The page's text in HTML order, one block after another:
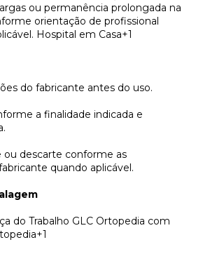
ou permanência prolongada na
orientação de profissional
Hospital em Casa+1
do fabricante antes do uso.
a finalidade indicada e
ou descarte conforme as
quando aplicável.
do Trabalho GLC Ortopedia com